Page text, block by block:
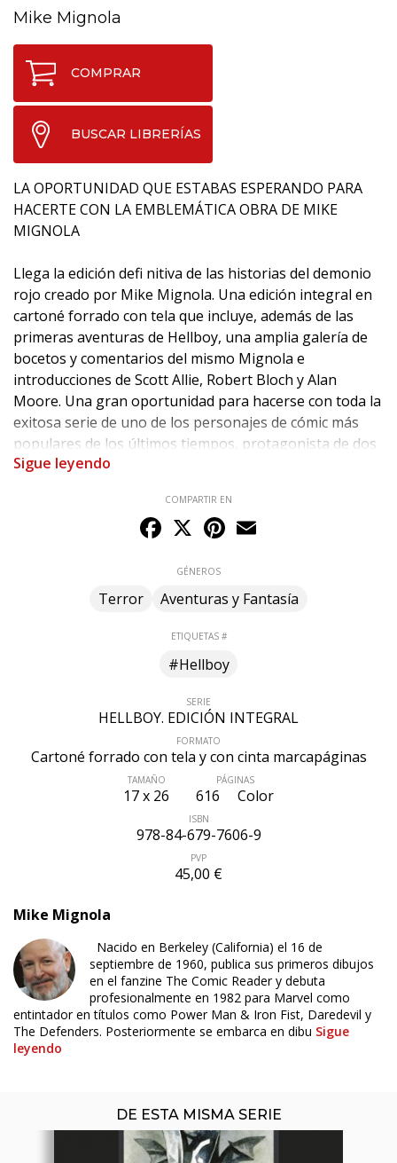
Mike Mignola
COMPRAR
BUSCAR LIBRERÍAS
LA OPORTUNIDAD QUE ESTABAS ESPERANDO PARA
HACERTE CON LA EMBLEMÁTICA OBRA DE MIKE
MIGNOLA
Llega la edición defi nitiva de las historias del demonio
rojo creado por Mike Mignola. Una edición integral en
cartoné forrado con tela que incluye, además de las
primeras aventuras de Hellboy, una amplia galería de
bocetos y comentarios del mismo Mignola e
introducciones de Scott Allie, Robert Bloch y Alan
Moore. Una gran oportunidad para hacerse con toda la
exitosa serie de uno de los personajes de cómic más
populares de los últimos tiempos, protagonista de dos
películas de Guillermo del Toro.
El primer volumen incluye:
- DESPIERTA AL DEMONIO
- EL ATAÚD ENCADENADO
- LA MANO DERECHA DEL DESTINO
Sigue leyendo
COMPARTIR EN
Facebook
X Pinterest
GÉNEROS
Terror Aventuras y Fantasía
ETIQUETAS #
#Hellboy
SERIE
HELLBOY. EDICIÓN INTEGRAL
FORMATO
Cartoné forrado con tela y con cinta marcapáginas
TAMAÑO
17 x 26
PÁGINAS
616 Color
ISBN
978-84-679-7606-9
PVP
45,00 €
Mike Mignola
Nacido en Berkeley (California) el 16 de
septiembre de 1960, publica sus primeros dibujos
en el fanzine The Comic Reader y debuta
profesionalmente en 1982 para Marvel como
entintador en títulos como Power Man & Iron Fist, Daredevil y
The Defenders. Posteriormente se embarca en dibu Sigue
leyendo
DE ESTA MISMA SERIE